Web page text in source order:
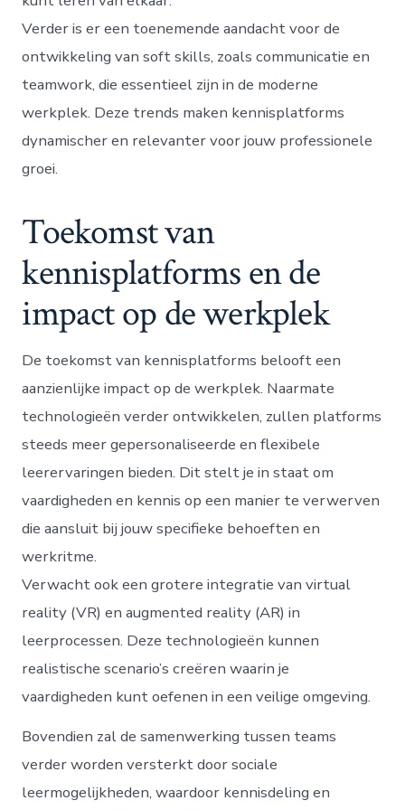
Verder is er een toenemende aandacht voor de
ontwikkeling van soft skills, zoals communicatie en
teamwork, die essentieel zijn in de moderne
werkplek. Deze trends maken kennisplatforms
dynamischer en relevanter voor jouw professionele
groei.
Toekomst van
kennisplatforms en de
impact op de werkplek
De toekomst van kennisplatforms belooft een
aanzienlijke impact op de werkplek. Naarmate
technologieën verder ontwikkelen, zullen platforms
steeds meer gepersonaliseerde en flexibele
leerervaringen bieden. Dit stelt je in staat om
vaardigheden en kennis op een manier te verwerven
die aansluit bij jouw specifieke behoeften en
werkritme.
Verwacht ook een grotere integratie van virtual
reality (VR) en augmented reality (AR) in
leerprocessen. Deze technologieën kunnen
realistische scenario’s creëren waarin je
vaardigheden kunt oefenen in een veilige omgeving.
Bovendien zal de samenwerking tussen teams
verder worden versterkt door sociale
leermogelijkheden, waardoor kennisdeling en